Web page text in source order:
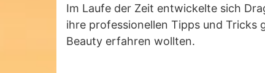
Im Laufe der Zeit entwickelte sich
ihre professionellen Tipps und Tricks
Beauty erfahren wollten.